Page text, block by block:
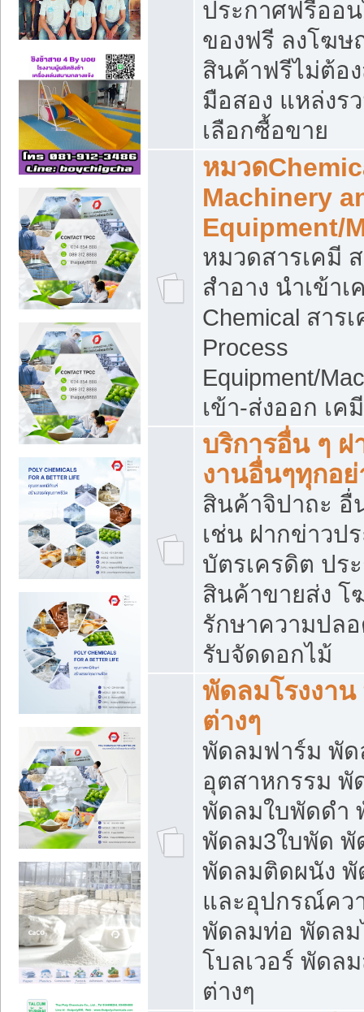
ประกาศฟรีออ
ของฟรี ลงโฆ
สินค้าฟรีไม่ต้อ
มือสอง แหล่งร
เลือกซื้อขาย
หมวด
Machinery
Equipment/
หมวดสารเคมี
สำอาง นำเข้
Chemical สาร
Process
Equipment/
เข้า-ส่งออก เ
บริการอื่น ๆ
งานอื่นๆทุกอ
สินค้าจิปาถะ อื่
เช่น ฝากข่าวป
บัตรเครดิต ปร
สินค้าขายส่ง
รักษาความปล
รับจัดดอกไม้
พัดลมโรงงา
ต่างๆ
พัดลมฟาร์ม พัด
อุตสาหกรรม
พัดลมใบพัดดำ
พัดลม3ใบพัด พั
พัดลมติดผนัง
และอุปกรณ์คว
พัดลมท่อ พัดลม
โบลเวอร์ พัดล
ต่างๆ